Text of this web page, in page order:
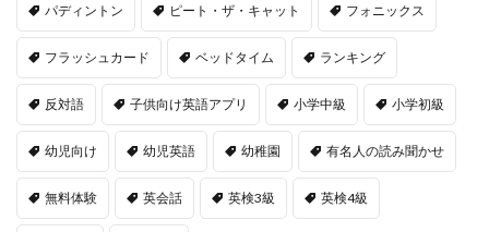
パディントン ピート・ザ・キャット フォニックス
フラッシュカード ベッドタイム ランキング
反対語 子供向け英語アプリ 小学中級 小学初級
幼児向け 幼児英語 幼稚園 有名人の読み聞かせ
無料体験 英会話 英検3級 英検4級